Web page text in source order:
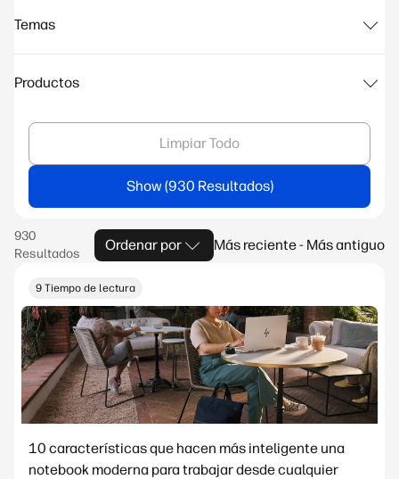
Temas
Productos
Limpiar Todo
Show
Ordenar por Más reciente - Más antiguo
9 Tiempo de lectura
10 características que hacen más inteligente una
notebook moderna para trabajar desde cualquier